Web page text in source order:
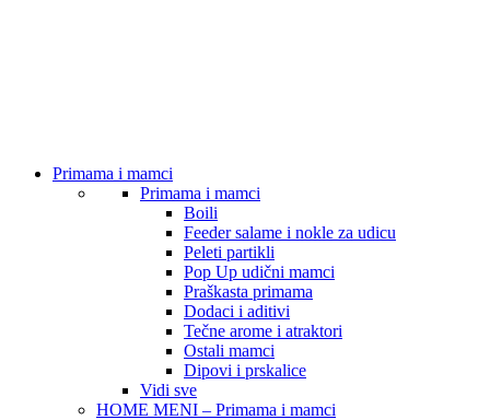
Primama i mamci
Primama i mamci
Boili
Feeder salame i nokle za udicu
Peleti partikli
Pop Up udični mamci
Praškasta primama
Dodaci i aditivi
Tečne arome i atraktori
Ostali mamci
Dipovi i prskalice
Vidi sve
HOME MENI – Primama i mamci